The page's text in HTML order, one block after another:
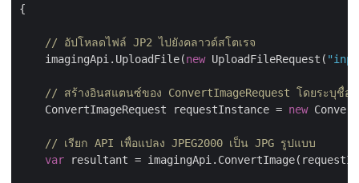
{
// อัปโหลดไฟล์ JP2 ไปยังคลาวด์สโตเรจ
    imagingApi.UploadFile(
new UploadFileRequest(
// สร้างอินสแตนซ์ของ ConvertImageRequest โดยระบุชื่อ
    ConvertImageRequest requestInstance =
new
// เรียก API เพื่อแปลง JPEG2000 เป็น JPG รูปแบบ
var resultant =